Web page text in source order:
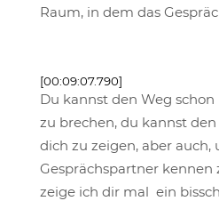
Raum, in dem das
[00:09:07.790]
Du kannst den Weg
zu brechen, du kannst
dich zu zeigen, aber auch,
Gesprächspartner kennen
zeige ich dir mal ein